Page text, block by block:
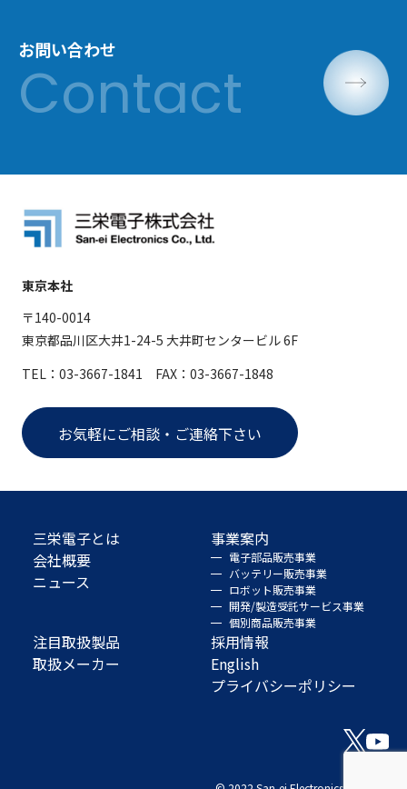
お問い合わせ
東京本社
〒140-0014
東京都品川区大井1-24-5 大井町センタービル 6F
TEL：03-3667-1841 FAX：03-3667-1848
お気軽にご相談・ご連絡下さい
三栄電子とは
会社概要
ニュース
事業案内
電子部品販売事業
バッテリー販売事業
ロボット販売事業
開発/製造受託サービス事業
個別商品販売事業
注目取扱製品
取扱メーカー
採用情報
English
プライバシーポリシー